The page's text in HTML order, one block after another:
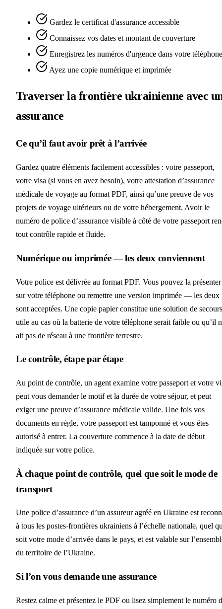
Gardez le certificat d'assurance accessible
Connaissez vos dates et montant de couverture
Enregistrez les numéros d'urgence dans votre téléphone
Ayez une copie numérique et imprimée
Traverser la frontière ukrainienne avec
assurance
Ce qu’il faut avoir prêt à l’arrivée
Gardez quatre éléments facilement accessibles : votre passeport,
votre visa (si vous en avez besoin), votre attestation d’assurance
médicale de voyage au format PDF, ainsi qu’une preuve de vos
projets de voyage ultérieurs ou de votre hébergement. Avoir le
numéro de police d’assurance visible à côté de votre passeport
tout contrôle rapide et fluide.
Numérique ou imprimée — les deux conviennent
Votre police est délivrée au format PDF. Vous pouvez la présenter
sur votre téléphone ou remettre une version imprimée — les deux
sont acceptées. Une copie papier constitue une solution de secours
utile au cas où la batterie de votre téléphone serait faible ou qu’il
ait pas de réseau à une frontière terrestre.
Le contrôle, étape par étape
Au point de contrôle, un agent examine votre passeport et votre
peut vous demander le motif et la durée de votre séjour, et peut
exiger une preuve d’assurance médicale valide. Une fois vos
documents en règle, votre passeport est tamponné et vous êtes
autorisé à entrer. La couverture commence à la date de début
indiquée sur votre police.
À chaque point de contrôle, quel que soit le mode de
transport
Une police d’assurance d’un assureur agréé en Ukraine est
à tous les postes-frontières ukrainiens à l’échelle nationale, quel
soit votre mode d’arrivée dans le pays, et est valable sur
du territoire de l’Ukraine.
Si l’on vous demande une assurance
Restez calme et présentez le PDF ou lisez simplement le numéro